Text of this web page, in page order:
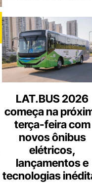
LAT.BUS 2026
começa na
terça-feira com
novos ônibus
elétricos,
lançamentos e
tecnologias